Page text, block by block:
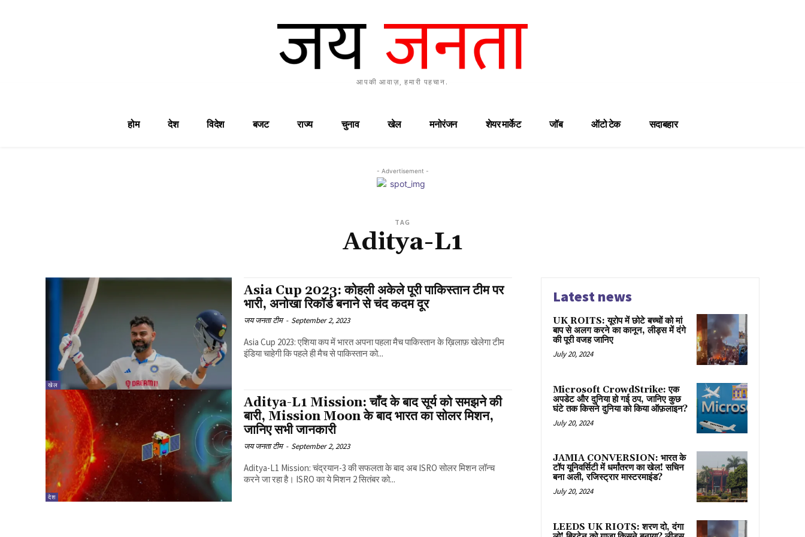
आपकी आवाज़, हमारी पहचान.
होम देश विदेश बजट राज्य चुनाव खेल मनोरंजन शेयर मार्केट जॉब ऑटो टेक सदाबहार
- Advertisement -
TAG
Aditya-L1
खेल
Asia Cup 2023: कोहली अकेले पूरी पाकिस्तान टीम पर
भारी, अनोखा रिकॉर्ड बनाने से चंद कदम दूर
जय जनता टीम - September 2, 2023
Asia Cup 2023: एशिया कप में भारत अपना पहला मैच पाकिस्तान के ख़िलाफ़ खेलेगा टीम
इंडिया चाहेगी कि पहले ही मैच से पाकिस्तान को...
देश
Aditya-L1 Mission: चाँद के बाद सूर्य को समझने की
बारी, Mission Moon के बाद भारत का सोलर मिशन,
जानिए सभी जानकारी
जय जनता टीम - September 2, 2023
Aditya-L1 Mission: चंद्रयान-3 की सफलता के बाद अब ISRO सोलर मिशन लॉन्च
करने जा रहा है। ISRO का ये मिशन 2 सितंबर को...
Latest news
UK ROITS: यूरोप में छोटे बच्चों को मां
बाप से अलग करने का कानून, लीड्स में दंगे
की पूरी वजह जानिए
July 20, 2024
Microsoft CrowdStrike: एक
अपडेट और दुनिया हो गई ठप, जानिए कुछ
घंटे तक किसने दुनिया को किया ऑफ़लाइन?
July 20, 2024
JAMIA CONVERSION: भारत के
टॉप यूनिवर्सिटी में धर्मांतरण का खेल! सचिन
बना अली, रजिस्ट्रार मास्टरमाइंड?
July 20, 2024
LEEDS UK RIOTS: शरण दो, दंगा